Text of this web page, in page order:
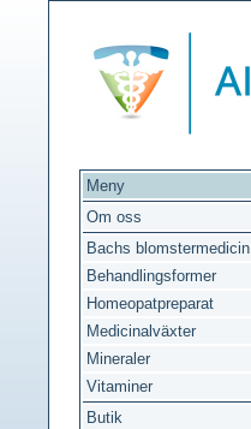
Meny
Om oss
Bachs blomstermedicin
Behandlingsformer
Homeopatpreparat
Medicinalväxter
Mineraler
Vitaminer
Butik